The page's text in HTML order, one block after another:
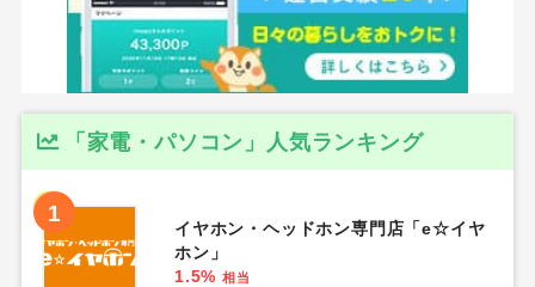
「家電・パソコン」人気ランキング
1
イヤホン・ヘッドホン専門店「e☆イヤ
ホン」
1.5% 相当